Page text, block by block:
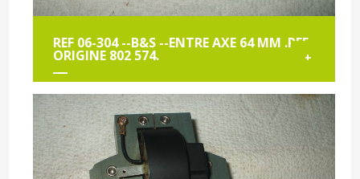
REF 06-304 --B&S --ENTRE AXE 64 MM .REF
ORIGINE 802 574. +